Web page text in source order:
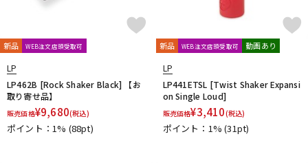
新品 WEB注文店頭受取可
LP
LP462B [Rock Shaker Black] 【お
取り寄せ品】
販売価格¥9,680(税込)
ポイント：1% (88pt)
新品 WEB注文店頭受取可 動画あり
LP
LP441ETSL [Twist Shaker Expansi
on Single Loud]
販売価格¥3,410(税込)
ポイント：1%(31pt)